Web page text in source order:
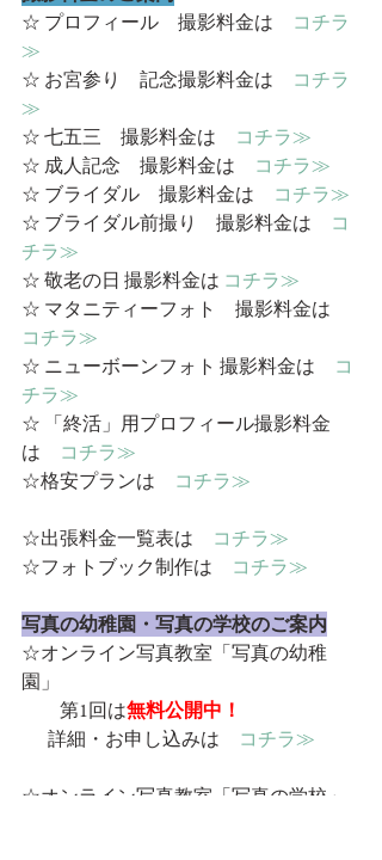
☆ プロフィール　撮影料金は コチラ
≫
☆ お宮参り　記念撮影料金は コチラ
≫
☆ 七五三　撮影料金は コチラ≫
☆ 成人記念　撮影料金は コチラ≫
☆ ブライダル　撮影料金は コチラ≫
☆ ブライダル前撮り　撮影料金は コ
チラ≫
☆ 敬老の日 撮影料金は コチラ≫
☆ マタニティーフォト　撮影料金は
コチラ≫
☆ ニューボーンフォト 撮影料金は コ
チラ≫
☆ 「終活」用プロフィール撮影料金
は コチラ≫
☆格安プランは コチラ≫
☆出張料金一覧表は コチラ≫
☆フォトブック制作は コチラ≫
写真の幼稚園・写真の学校のご案内
☆オンライン写真教室「写真の幼稚
園」
第1回は無料公開中！
  　詳細・お申し込みは
コチラ≫
☆オンライン写真教室「写真の学校」